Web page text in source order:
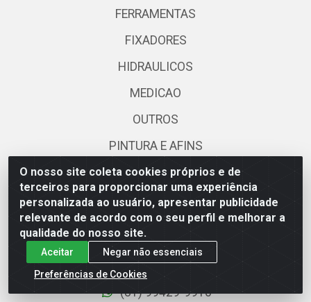
O nosso site coleta cookies próprios e de
terceiros para proporcionar uma experiência
personalizada ao usuário, apresentar publicidade
relevante de acordo com o seu perfil e melhorar a
qualidade do nosso site.
Aceitar
Negar não essenciais
Preferências de Cookies
FERRAMENTAS
FIXADORES
HIDRAULICOS
MEDICAO
OUTROS
PINTURA E AFINS
SOLDA
TRANSMISSAO
Fale Conosco
(81) 2128-6888
(81) 99429-9910